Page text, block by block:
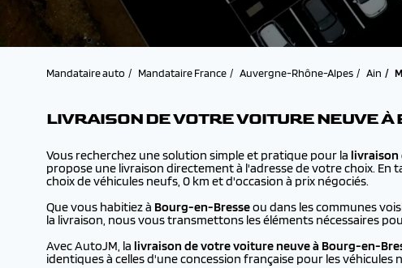
Mandataire auto Mandataire France Auvergne-Rhône-Alpes Ain
LIVRAISON DE VOTRE VOITURE NEUVE
Vous recherchez une solution simple et pratique pour la livraison
propose une livraison directement à l'adresse de votre choix. En
choix de véhicules neufs, 0 km et d'occasion à prix négociés.
Que vous habitiez à Bourg-en-Bresseou dans les communes
la livraison, nous vous transmettons les éléments nécessaires
Avec AutoJM, la livraison de votre voiture neuve à Bourg-en-
identiques à celles d'une concession française pour les